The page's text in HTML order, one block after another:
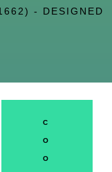
- DESIGNED
C
O
O